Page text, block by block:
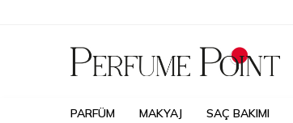
PARFÜM MAKYAJ SAÇ BAKIMI